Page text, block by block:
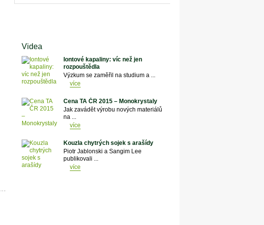
Videa
Iontové kapaliny: víc než jen
rozpouštědla
Výzkum se zaměřil na studium a ...
více
Cena TA ČR 2015 – Monokrystaly
Jak zavádět výrobu nových materiálů
na ...
více
Kouzla chytrých sojek s arašídy
Piotr Jablonski a Sangim Lee
publikovali ...
více